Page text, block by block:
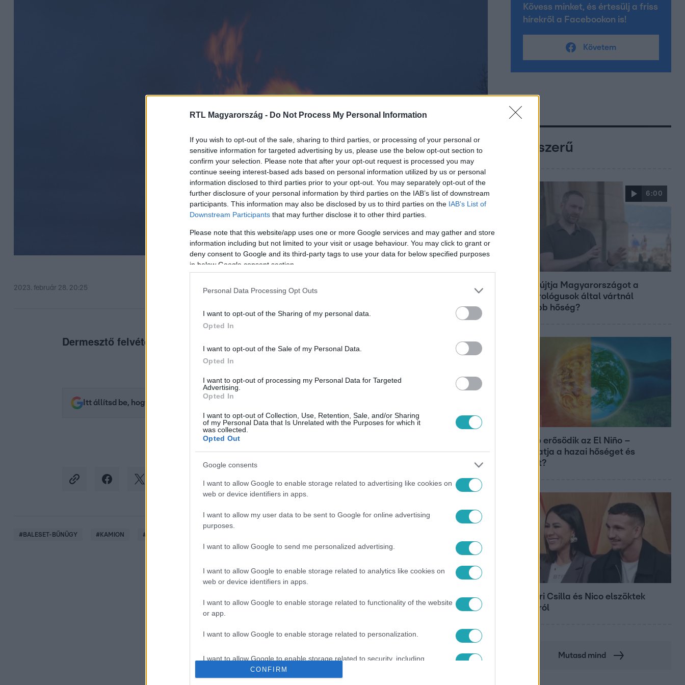
RTL Magyarország - Do Not Process My Personal Information
If you wish to opt-out of the sale, sharing to third parties, or processing of your personal or
sensitive information for targeted advertising by us, please use the below opt-out section to
confirm your selection. Please note that after your opt-out request is processed you may
continue seeing interest-based ads based on personal information utilized by us or personal
information disclosed to third parties prior to your opt-out. You may separately opt-out of the
further disclosure of your personal information by third parties on the IAB’s list of downstream
participants. This information may also be disclosed by us to third parties on the IAB’s List of
Downstream Participants that may further disclose it to other third parties.
Please note that this website/app uses one or more Google services and may gather and store
information including but not limited to your visit or usage behaviour. You may click to grant or
deny consent to Google and its third-party tags to use your data for below specified purposes
in below Google consent section.
Personal Data Processing Opt Outs
I want to opt-out of the Sharing of my personal data.
Opted In
I want to opt-out of the Sale of my Personal Data.
Opted In
I want to opt-out of processing my Personal Data for Targeted
Advertising.
Opted In
I want to opt-out of Collection, Use, Retention, Sale, and/or Sharing
of my Personal Data that Is Unrelated with the Purposes for which it
was collected.
Opted Out
Google consents
I want to allow Google to enable storage related to advertising like cookies on
web or device identifiers in apps.
I want to allow my user data to be sent to Google for online advertising
purposes.
I want to allow Google to send me personalized advertising.
I want to allow Google to enable storage related to analytics like cookies on
web or device identifiers in apps.
I want to allow Google to enable storage related to functionality of the website
or app.
I want to allow Google to enable storage related to personalization.
I want to allow Google to enable storage related to security, including
authentication functionality and fraud prevention, and other user protection.
CONFIRM
2023. február 28. 20:25
Dermesztő felvételek.
Itt állítsd be, hogy az RTL.hu az elsők között legyen a Google-találatokban!
#BALESET-BŰNÜGY #KAMION #
Kövess minket, és értesülj a friss
hírekről a Facebookon is!
Követem
Népszerű
6:00
Miért sújtja Magyarországot a
meteorológusok által vártnál
nagyobb hőség?
Tovább erősödik az El Niño –
fokozhatja a hazai hőséget és
aszályt?
Megyeri Csilla és Nico elszöktek
otthonról
Mutasd mind